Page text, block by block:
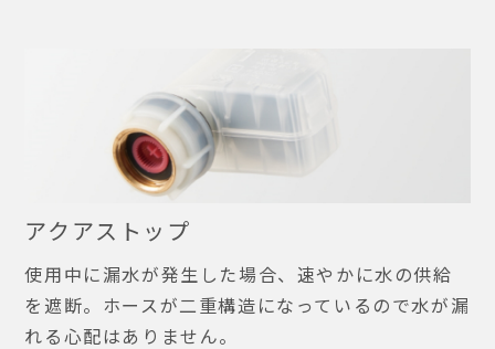
アクアストップ
使用中に漏水が発生した場合、速やかに水の供給
を遮断。ホースが二重構造になっているので水が漏
れる心配はありません。